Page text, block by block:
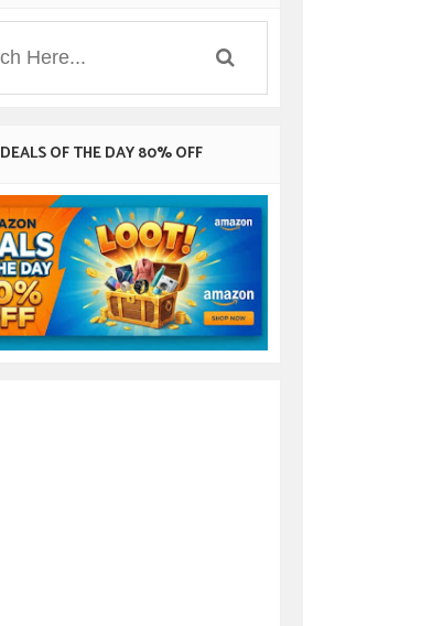
DEALS OF THE DAY 80% OFF